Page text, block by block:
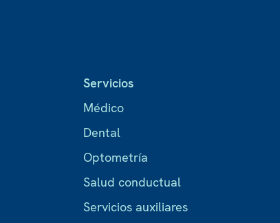
Servicios
Médico
Dental
Optometría
Salud conductual
Servicios auxiliares